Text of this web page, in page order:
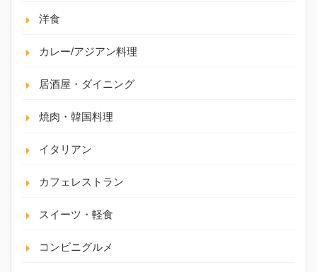
洋食
カレー/アジアン料理
居酒屋・ダイニング
焼肉・韓国料理
イタリアン
カフェレストラン
スイーツ・軽食
コンビニグルメ